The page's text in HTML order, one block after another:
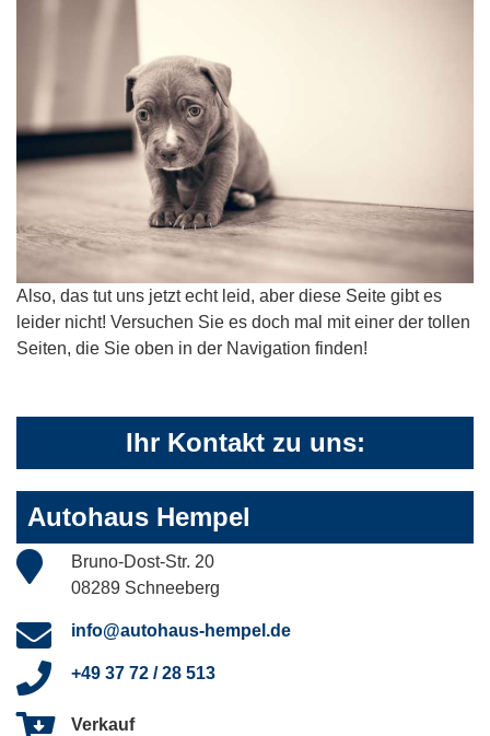
Also, das tut uns jetzt echt leid, aber diese Seite gibt es
leider nicht! Versuchen Sie es doch mal mit einer der tollen
Seiten, die Sie oben in der Navigation finden!
Ihr Kontakt zu uns:
Autohaus Hempel
Bruno-Dost-Str. 20
08289 Schneeberg
info@autohaus-hempel.de
+49 37 72 / 28 513
Verkauf